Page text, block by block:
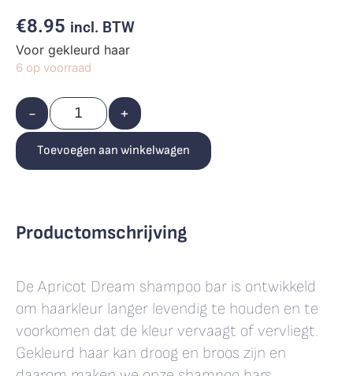
€8.95 incl. BTW
Voor gekleurd haar
6 op voorraad
- +
Toevoegen aan winkelwagen
Productomschrijving
De Apricot Dream shampoo bar is ontwikkeld
om haarkleur langer levendig te houden en te
voorkomen dat de kleur vervaagt of vervliegt.
Gekleurd haar kan droog en broos zijn en